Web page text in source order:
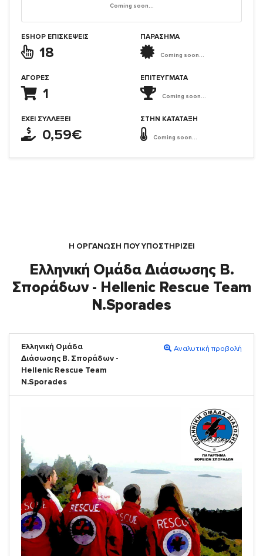
Coming soon...
ESHOP ΕΠΙΣΚΈΨΕΙΣ
18
ΑΓΟΡΈΣ
1
ΈΧΕΙ ΣΥΛΛΈΞΕΙ
0,59€
ΠΑΡΑΣΗΜΑ
Coming soon...
ΕΠΙΤΕΎΓΜΑΤΑ
Coming soon...
ΣΤΗΝ ΚΑΤΆΤΑΞΗ
Coming soon...
Η ΟΡΓΆΝΩΣΗ ΠΟΥ ΥΠΟΣΤΗΡΙΖΕΙ
Ελληνική Ομάδα Διάσωσης Β.
Σποράδων - Hellenic Rescue Team
Ν.Sporades
Ελληνική Ομάδα
Διάσωσης Β. Σποράδων -
Hellenic Rescue Team
Ν.Sporades
Αναλυτική προβολή